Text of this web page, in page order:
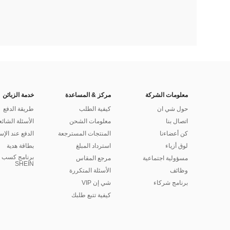
معلومات الشركة
حول شي ان
اتصال بنا
كن أعضاءنا
لوق أزياء
مسؤولية اجتماعية
وظائف
برنامج شركاء
مركز & المساعدة
كيفية الطلب
معلومات الشحن
المنتجات المسترجعة
استرداد المبلغ
مرجع المقاس
الأسئلة المتكررة
شي إن VIP
كيفية تتبع طلبك
خدمة الزبائن
طريقة الدفع
الأسئلة
الدفع عند
بطاقة هدية
برنامج كسب
SHEIN